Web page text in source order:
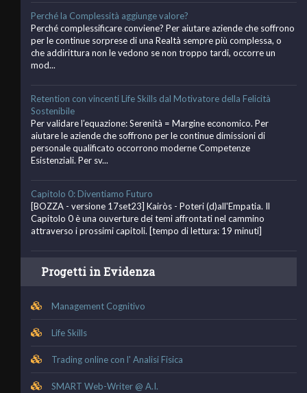
Perché la Complessità aggiunge valore?
Perché complessificare conviene? Per aiutare aziende che soffrono
per le continue sorprese di una Realtà sempre più complessa, o
che addirittura non le vedono se non troppo tardi, occorre un
mod...
Retention con vincenti Life Skills dal Motivatore della Felicità
Sostenibile
Per validare l’equazione: Serenità = Margine economico. Per
aiutare le aziende che soffrono per le continue dimissioni di
personale qualificato occorrono moderne Competenze
Esistenziali. Per sv...
Capitolo 0: Diventiamo Futuro
[BOZZA - versione 17set23] Kairòs - Poteri (d)all'Empatia. Il
Capitolo 0 è una ouverture dei temi affrontati nel cammino
attraverso i prossimi capitoli. [tempo di lettura: 19 minuti]
Progetti in Evidenza
Management Cognitivo
Life Skills
Trading online con l' Analisi Fisica
SMART Web-Writer @ A.I.